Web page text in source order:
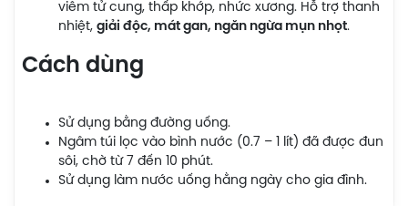
viêm tử cung, thấp khớp, nhức xương. Hỗ trợ thanh
nhiệt, giải độc, mát gan, ngăn ngừa mụn nhọt.
Cách dùng
Sử dụng bằng đường uống.
Ngâm túi lọc vào bình nước (0.7 – 1 lít) đã được đun
sôi, chờ từ 7 đến 10 phút.
Sử dụng làm nước uống hằng ngày cho gia đình.